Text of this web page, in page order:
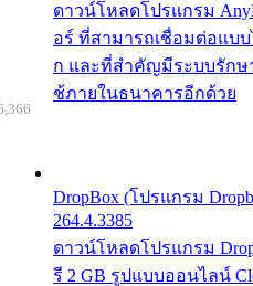
ดาวน์โหลดโปรแกรม
อร์ ที่สามารถเชื่อมต่อแบ
ก และที่สำคัญมีระบบรักษ
ช้ภายในธนาคารอีกด้วย
DropBox (โปรแกรม
264.4.3385
ดาวน์โหลดโปรแกรม
รี 2 GB รูปแบบออนไลน์